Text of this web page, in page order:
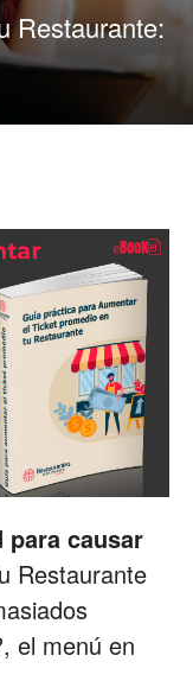
Restaurante:
causar
Restaurante
el menú en